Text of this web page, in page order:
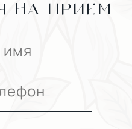
НА ПРИЕМ